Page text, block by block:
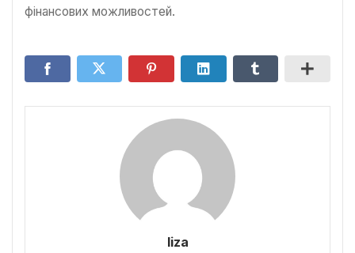
фінансових можливостей.
liza